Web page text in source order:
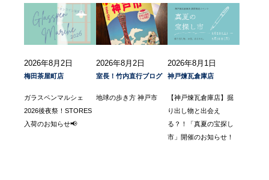
2026年8月2日
梅田茶屋町店
ガラスペンマルシェ
2026後夜祭！STORES
入荷のお知らせ📢
2026年8月2日
室長！竹内直行ブログ
地球の歩き方 神戸市
2026年8月1日
神戸煉瓦倉庫店
【神戸煉瓦倉庫店】掘
り出し物と出会え
る？！「真夏の宝探し
市」開催のお知らせ！